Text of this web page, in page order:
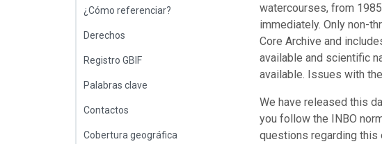
¿Cómo referenciar?
Derechos
Registro GBIF
Palabras clave
Contactos
Cobertura geográfica
watercourses, from
immediately. Only non-
Core Archive and
available and scientific
available. Issues with
We have released this
you follow the INBO
questions regarding this